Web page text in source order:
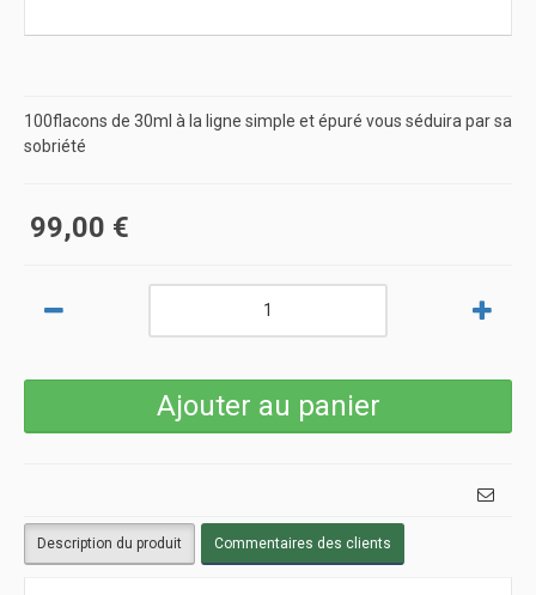
100flacons de 30ml à la ligne simple et épuré vous séduira par sa
sobriété
99,00 €
Description du produit Commentaires des clients